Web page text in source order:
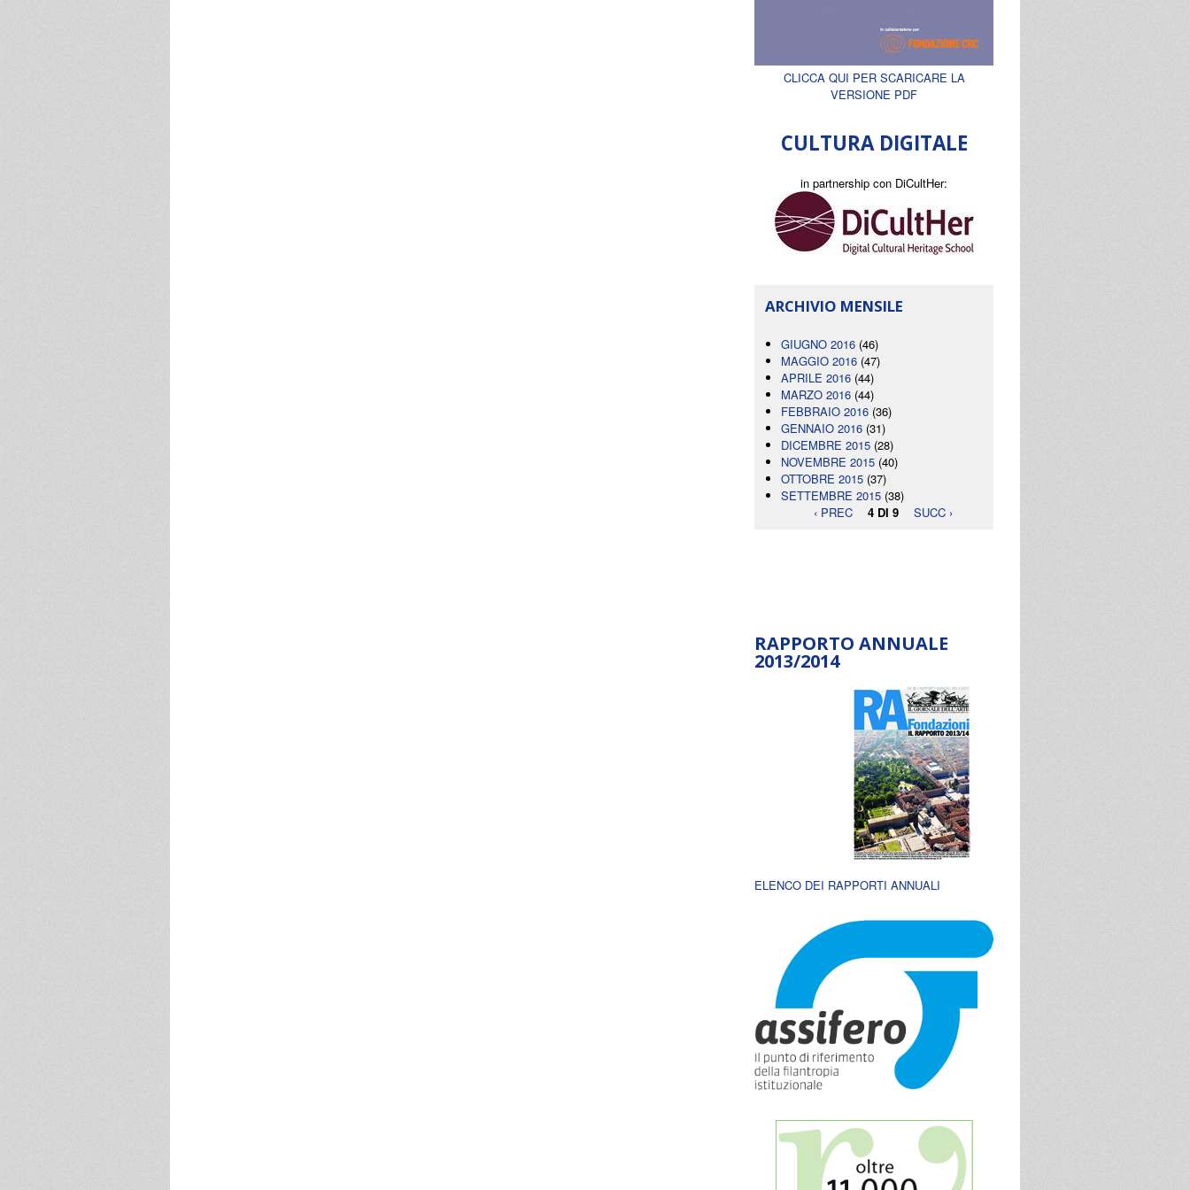
CLICCA QUI PER SCARICARE LA
VERSIONE PDF
CULTURA DIGITALE
in partnership con DiCultHer:
ARCHIVIO MENSILE
GIUGNO 2016 (46)
MAGGIO 2016 (47)
APRILE 2016 (44)
MARZO 2016 (44)
FEBBRAIO 2016 (36)
GENNAIO 2016 (31)
DICEMBRE 2015 (28)
NOVEMBRE 2015 (40)
OTTOBRE 2015 (37)
SETTEMBRE 2015 (38)
‹ PREC
4 DI 9 SUCC ›
RAPPORTO ANNUALE
2013/2014
ELENCO DEI RAPPORTI ANNUALI